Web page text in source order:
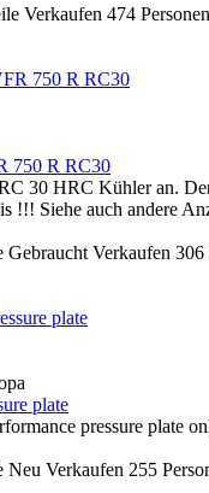
Verkaufen 474
750 R RC30
30 HRC Kühler an.
!!! Siehe auch andere
Gebraucht Verkaufen 306
plate
pressure plate
Neu Verkaufen 255